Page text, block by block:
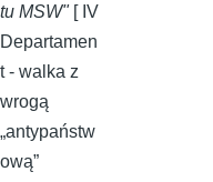
tu MSW" [ IV
Departamen
t - walka z
wrogą
„antypaństw
ową”